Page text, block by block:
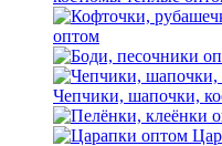
оптом
Чепчики, шапочки,